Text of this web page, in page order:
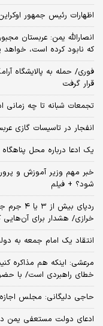
اظهارات رئیس جمهور
انصارالله یمن: عربستان
که نابود کرده است، خواهد
فوری/ حمله به پالایشگاه
قرار گرفت
تجمعات شبانه تا چه زمانی
انفجار در تاسیسات گازی
یک ادعا درباره محل
خبر مهم وزیر آموزش و
شود؟ + فیلم
ردپای
خرازی/ هشدار برای آن‌هایی که می‌خواهند
انتقاد یک امام جمعه به
مرعشی: اینکه هم مذاکره
خطای راهبردی است/ با
حاجی دلیگانی: مجلس
ادعای دولت مستعفی یمن